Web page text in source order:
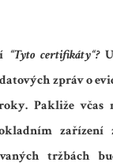
“Tyto certifikáty“?
zpráv o
Pakliže včas
zařízení
tržbách